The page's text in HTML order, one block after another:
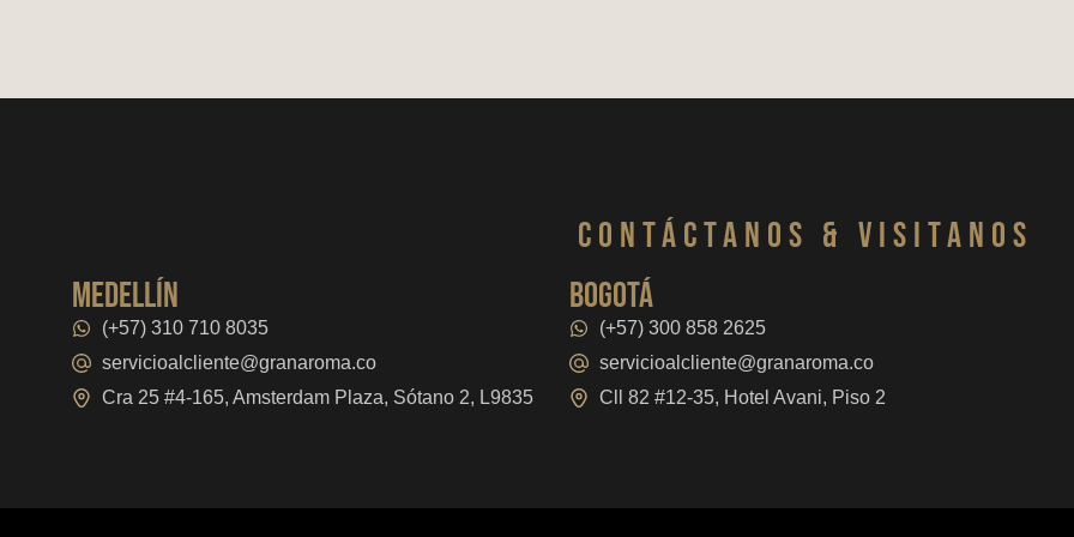
CONTáCTanos & VISITANOS
medellín
(+57) 310 710 8035
servicioalcliente@granaroma.co
Cra 25 #4-165, Amsterdam Plaza, Sótano 2, L9835
bogotá
(+57) 300 858 2625
servicioalcliente@granaroma.co
Cll 82 #12-35, Hotel Avani, Piso 2